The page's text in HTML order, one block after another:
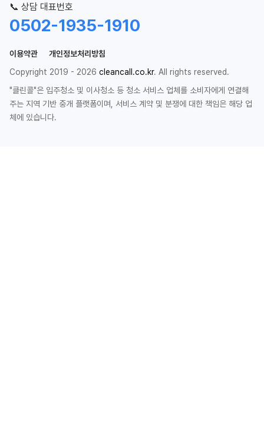
📞 상담 대표번호
0502-1935-1910
이용약관
개인정보처리방침
Copyright 2019 - 2026 cleancall.co.kr. All rights reserved.
"클린콜"은 입주청소 및 이사청소 등 청소 서비스 업체를 소비자에게 연결해
주는 지역 기반 중개 플랫폼이며, 서비스 계약 및 분쟁에 대한 책임은 해당 업
체에 있습니다.